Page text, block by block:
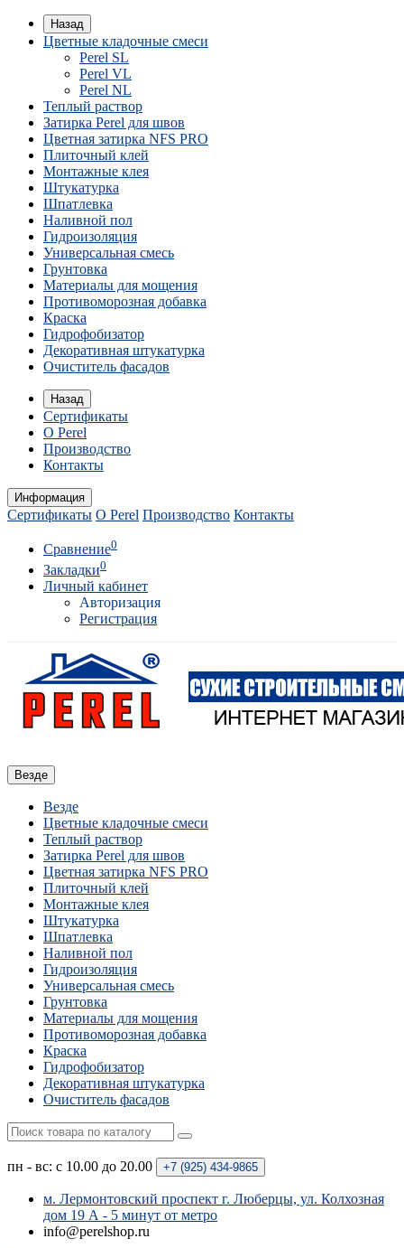
Назад
Цветные кладочные смеси
Perel SL
Perel VL
Perel NL
Теплый раствор
Затирка Perel для швов
Цветная затирка NFS PRO
Плиточный клей
Монтажные клея
Штукатурка
Шпатлевка
Наливной пол
Гидроизоляция
Универсальная смесь
Грунтовка
Материалы для мощения
Противоморозная добавка
Краска
Гидрофобизатор
Декоративная штукатурка
Очиститель фасадов
Назад
Сертификаты
О Perel
Производство
Контакты
Информация
Сертификаты О Perel Производство Контакты
Сравнение0
Закладки0
Личный кабинет
Авторизация
Регистрация
Везде
Везде
Цветные кладочные смеси
Теплый раствор
Затирка Perel для швов
Цветная затирка NFS PRO
Плиточный клей
Монтажные клея
Штукатурка
Шпатлевка
Наливной пол
Гидроизоляция
Универсальная смесь
Грунтовка
Материалы для мощения
Противоморозная добавка
Краска
Гидрофобизатор
Декоративная штукатурка
Очиститель фасадов
пн - вс: с 10.00 до 20.00 +7 (925) 434-9865
м. Лермонтовский проспект г. Люберцы, ул. Колхозная
дом 19 А - 5 минут от метро
info@perelshop.ru